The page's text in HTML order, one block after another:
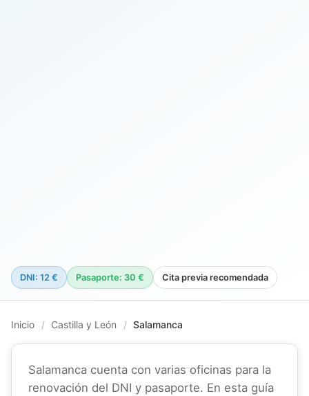
DNI: 12 € Pasaporte: 30 € Cita previa recomendada
Inicio / Castilla y León / Salamanca
Salamanca cuenta con varias oficinas para la
renovación del DNI y pasaporte. En esta guía